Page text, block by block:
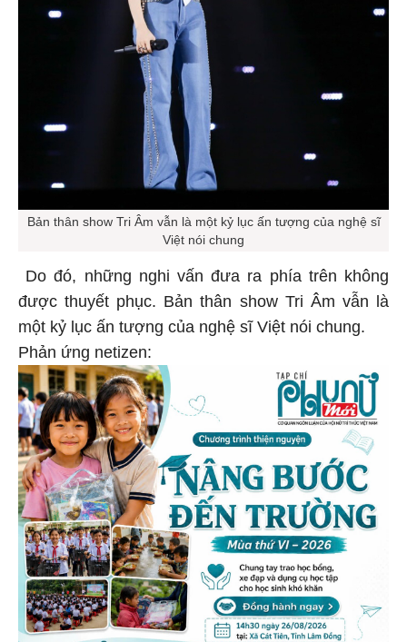
Bản thân show Tri Âm vẫn là một kỷ lục ấn tượng của nghệ sĩ
Việt nói chung
Do đó, những nghi vấn đưa ra phía trên không
được thuyết phục. Bản thân show Tri Âm vẫn là
một kỷ lục ấn tượng của nghệ sĩ Việt nói chung.
Phản ứng netizen: